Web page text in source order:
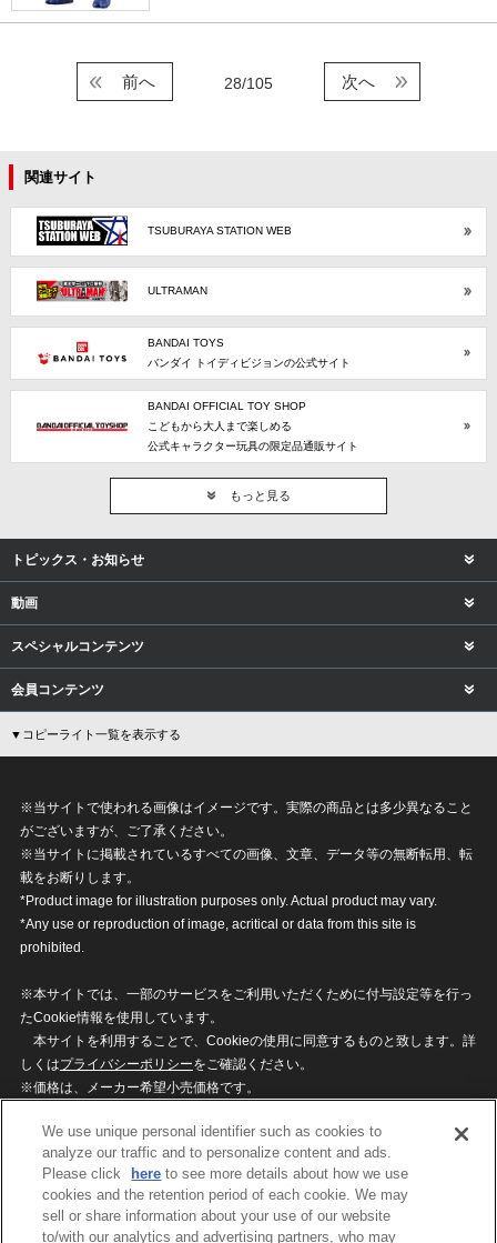
28/105
前へ 次へ
関連サイト
TSUBURAYA STATION WEB
ULTRAMAN
BANDAI TOYS
バンダイ トイディビジョンの公式サイト
BANDAI OFFICIAL TOY SHOP
こどもから大人まで楽しめる
公式キャラクター玩具の限定品通販サイト
もっと見る
トピックス・お知らせ
動画
スペシャルコンテンツ
会員コンテンツ
▼コピーライト一覧を表示する
※当サイトで使われる画像はイメージです。実際の商品とは多少異なること
がございますが、ご了承ください。
※当サイトに掲載されているすべての画像、文章、データ等の無断転用、転
載をお断りします。
*Product image for illustration purposes only. Actual product may vary.
*Any use or reproduction of image, acritical or data from this site is
prohibited.
※本サイトでは、一部のサービスをご利用いただくために付与設定等を行っ
たCookie情報を使用しています。
本サイトを利用することで、Cookieの使用に同意するものと致します。詳
しくはプライバシーポリシーをご確認ください。
※価格は、メーカー希望小売価格です。
ざいますのでご了承ください。
privacypolicy
Do Not Sell or Share My
Personal Information
We use unique personal identifier such as cookies to
analyze our traffic and to personalize content and ads.
Please click
here to see more details about how we use
cookies and the retention period of each cookie. We may
sell or share information about your use of our website
to/with our analytics and advertising partners, who may